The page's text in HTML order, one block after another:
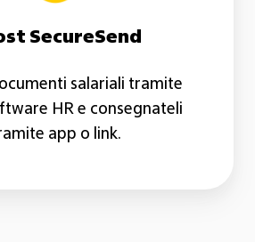
SecureSend
salariali tramite
HR e consegnateli
app o link.